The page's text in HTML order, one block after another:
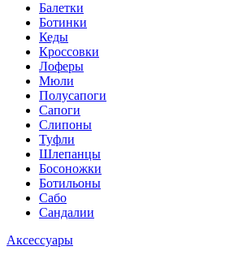
Балетки
Ботинки
Кеды
Кроссовки
Лоферы
Мюли
Полусапоги
Сапоги
Слипоны
Туфли
Шлепанцы
Босоножки
Ботильоны
Сабо
Сандалии
Аксессуары